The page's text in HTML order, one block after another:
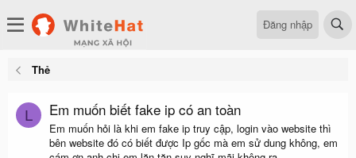
Đăng nhập
Thẻ
L Em muốn biết fake ip có an toàn
Em muốn hỏi là khi em fake ip truy cập, login vào website thì
bên website đó có biết được Ip gốc mà em sử dung không, em